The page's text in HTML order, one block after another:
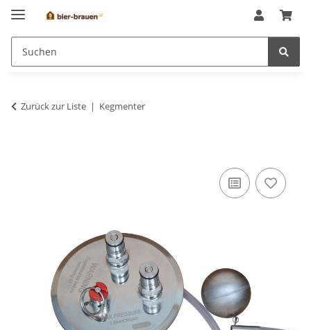
Zurück zur Liste Kegmenter